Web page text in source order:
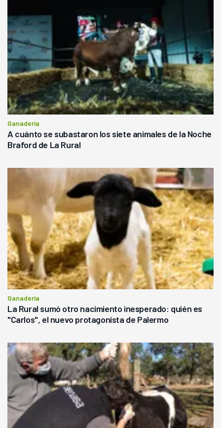
Ganadería
A cuánto se subastaron los siete animales de la Noche
Braford de La Rural
Ganadería
La Rural sumó otro nacimiento inesperado: quién es
"Carlos", el nuevo protagonista de Palermo